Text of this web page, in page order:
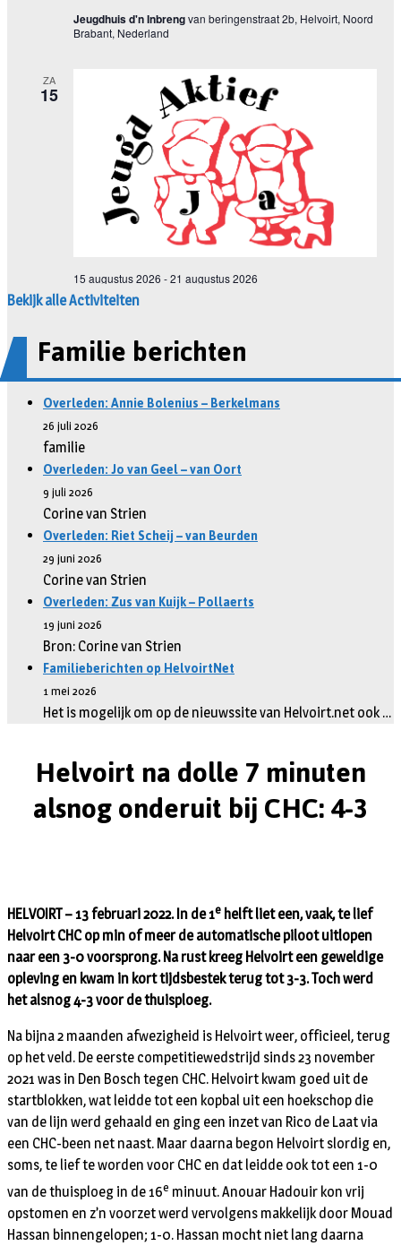
Bekijk alle Activiteiten
Familie berichten
Overleden: Annie Bolenius – Berkelmans
26 juli 2026
familie
Overleden: Jo van Geel – van Oort
9 juli 2026
Corine van Strien
Overleden: Riet Scheij – van Beurden
29 juni 2026
Corine van Strien
Overleden: Zus van Kuijk – Pollaerts
19 juni 2026
Bron: Corine van Strien
Familieberichten op HelvoirtNet
1 mei 2026
Het is mogelijk om op de nieuwssite van Helvoirt.net ook …
Helvoirt na dolle 7 minuten
alsnog onderuit bij CHC: 4-3
HELVOIRT – 13 februari 2022. In de 1e helft liet een, vaak, te lief
Helvoirt CHC op min of meer de automatische piloot uitlopen
naar een 3-0 voorsprong. Na rust kreeg Helvoirt een geweldige
opleving en kwam in kort tijdsbestek terug tot 3-3. Toch werd
het alsnog 4-3 voor de thuisploeg.
Na bijna 2 maanden afwezigheid is Helvoirt weer, officieel, terug
op het veld. De eerste competitiewedstrijd sinds 23 november
2021 was in Den Bosch tegen CHC. Helvoirt kwam goed uit de
startblokken, wat leidde tot een kopbal uit een hoekschop die
van de lijn werd gehaald en ging een inzet van Rico de Laat via
een CHC-been net naast. Maar daarna begon Helvoirt slordig en,
soms, te lief te worden voor CHC en dat leidde ook tot een 1-0
van de thuisploeg in de 16e minuut. Anouar Hadouir kon vrij
opstomen en z’n voorzet werd vervolgens makkelijk door Mouad
Hassan binnengelopen; 1-0. Hassan mocht niet lang daarna